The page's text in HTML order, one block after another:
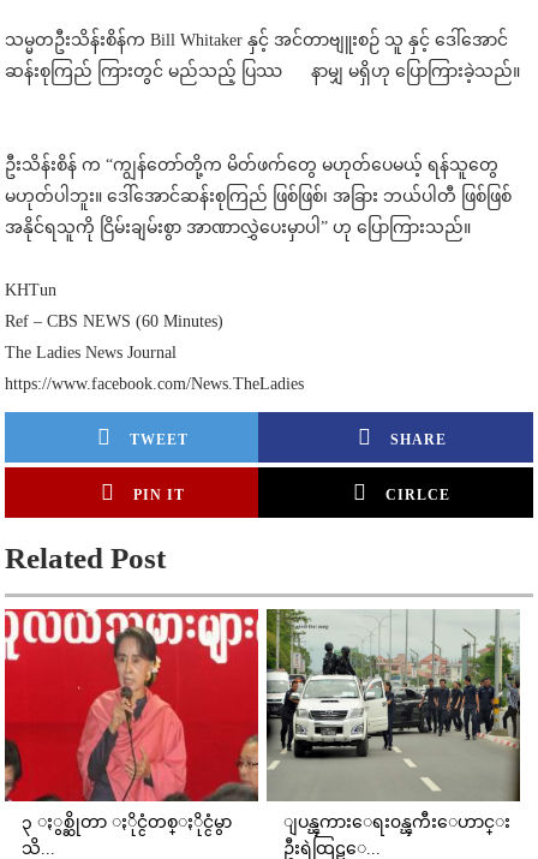
သမ္မတဦးသိန်းစိန်က Bill Whitaker နှင့် အင်တာဗျူးစဉ် သူ နှင့် ဒေါ်အောင်
ဆန်းစုကြည် ကြားတွင် မည်သည့် ပြဿ နာမျှ မရှိဟု ပြောကြားခဲ့သည်။
ဦးသိန်းစိန် က “ကျွန်တော်တို့က မိတ်ဖက်တွေ မဟုတ်ပေမယ့် ရန်သူတွေ
မဟုတ်ပါဘူး။ ဒေါ်အောင်ဆန်းစုကြည် ဖြစ်ဖြစ်၊ အခြား ဘယ်ပါတီ ဖြစ်ဖြစ်
အနိုင်ရသူကို ငြိမ်းချမ်းစွာ အာဏာလွှဲပေးမှာပါ” ဟု ပြောကြားသည်။
KHTun
Ref – CBS NEWS (60 Minutes)
The Ladies News Journal
https://www.facebook.com/News.TheLadies
TWEET SHARE
PIN IT CIRLCE
Related Post
၃ ႏွစ္ဆိုတာ ႏိုင္ငံတစ္ႏိုင္ငံမွာ
သိ...
ျပန္ၾကားေရး၀န္ၾကီးေဟာင္း
ဦးရဲထြဋ္ေ...